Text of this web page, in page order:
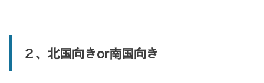
２、北国向きor南国向き